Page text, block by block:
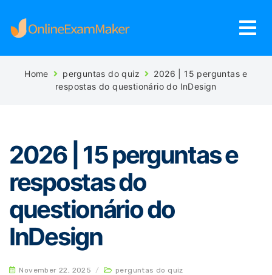
Home perguntas do quiz
2026 | 15 perguntas e
respostas do questionário do InDesign
2026 | 15 perguntas e
respostas do
questionário do
InDesign
November 22, 2025 / perguntas do quiz